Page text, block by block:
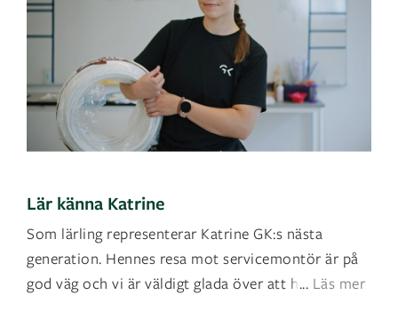
Lär känna Katrine
Som lärling representerar Katrine GK:s nästa
generation. Hennes resa mot servicemontör är på
god väg och vi är väldigt glada över att ha henn
... Läs mer